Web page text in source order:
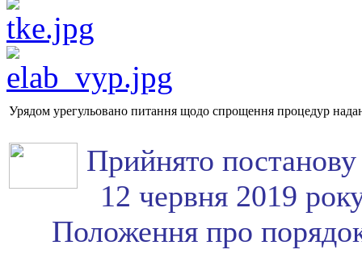
Урядом урегульовано питання щодо спрощення процедур
Прийнято постанову
12 червня 2019
Положення про